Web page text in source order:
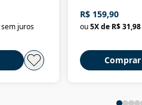
sem juros
Brasil
R$ 159,90
ou5X de R$ 31,98
Comprar